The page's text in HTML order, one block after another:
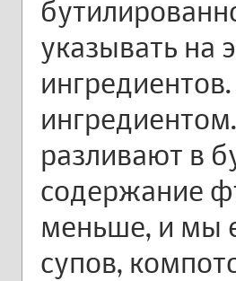
указывать на
разливают в
содержание
меньше, и мы
супов,